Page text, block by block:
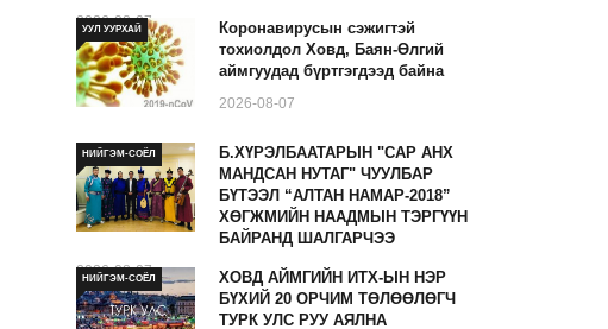
2026-08-07
УУЛ УУРХАЙ
Коронавирусын сэжигтэй
тохиолдол Ховд, Баян-Өлгий
аймгуудад бүртгэгдээд байна
2026-08-07
НИЙГЭМ-СОЁЛ
Б.ХҮРЭЛБААТАРЫН "САР АНХ
МАНДСАН НУТАГ" ЧУУЛБАР
БҮТЭЭЛ “АЛТАН НАМАР-2018”
ХӨГЖМИЙН НААДМЫН ТЭРГҮҮН
БАЙРАНД ШАЛГАРЧЭЭ
2026-08-07
НИЙГЭМ-СОЁЛ
ХОВД АЙМГИЙН ИТХ-ЫН НЭР
БҮХИЙ 20 ОРЧИМ ТӨЛӨӨЛӨГЧ
ТУРК УЛС РУУ АЯЛНА